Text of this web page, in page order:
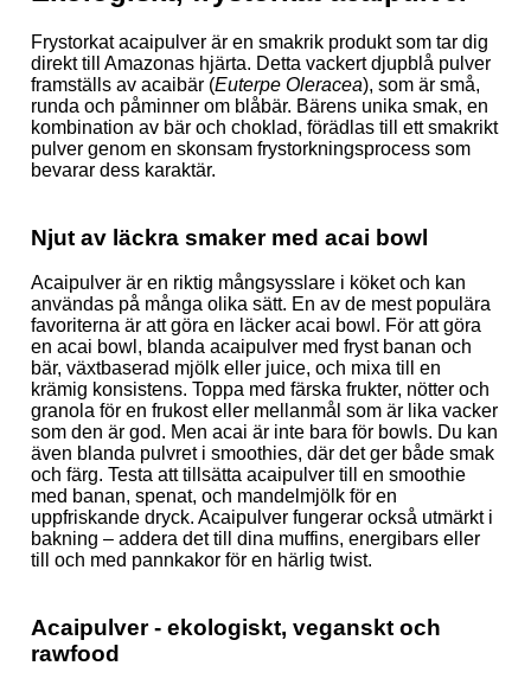
Frystorkat acaipulver är en smakrik produkt som tar dig
direkt till Amazonas hjärta. Detta vackert djupblå pulver
framställs av acaibär (Euterpe Oleracea), som är små,
runda och påminner om blåbär. Bärens unika smak, en
kombination av bär och choklad, förädlas till ett smakrikt
pulver genom en skonsam frystorkningsprocess som
bevarar dess karaktär.
Njut av läckra smaker med acai bowl
Acaipulver är en riktig mångsysslare i köket och kan
användas på många olika sätt. En av de mest populära
favoriterna är att göra en läcker acai bowl. För att göra
en acai bowl, blanda acaipulver med fryst banan och
bär, växtbaserad mjölk eller juice, och mixa till en
krämig konsistens. Toppa med färska frukter, nötter och
granola för en frukost eller mellanmål som är lika vacker
som den är god. Men acai är inte bara för bowls. Du kan
även blanda pulvret i smoothies, där det ger både smak
och färg. Testa att tillsätta acaipulver till en smoothie
med banan, spenat, och mandelmjölk för en
uppfriskande dryck. Acaipulver fungerar också utmärkt i
bakning – addera det till dina muffins, energibars eller
till och med pannkakor för en härlig twist.
Acaipulver - ekologiskt, veganskt och
rawfood